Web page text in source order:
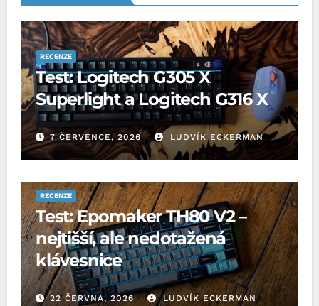
RECENZE
Test: Logitech G305 X
Superlight a Logitech G316 X
7 ČERVENCE, 2026 LUDVÍK ECKERMAN
RECENZE
Test: Epomaker TH80 V2 –
nejtišší, ale nedotažená
klávesnice
22 ČERVNA, 2026 LUDVÍK ECKERMAN